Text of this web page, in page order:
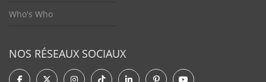
Who's Who
NOS RÉSEAUX SOCIAUX